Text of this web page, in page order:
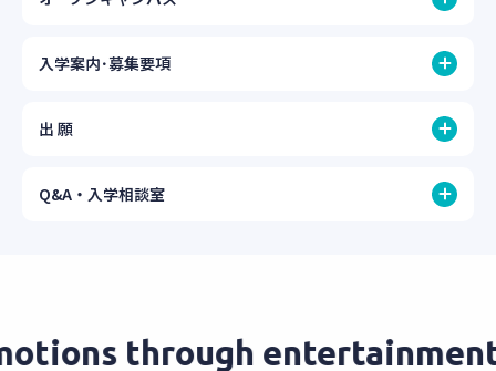
入学案内･募集要項
出 願
Q&A・入学相談室
through entertainment.